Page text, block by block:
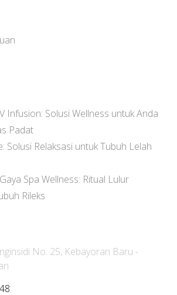
Infusion: Solusi Wellness untuk Anda
Padat
Solusi Relaksasi untuk Tubuh Lelah
Spa Wellness: Ritual Lulur
Rileks
No. 25, Kebayoran Baru -